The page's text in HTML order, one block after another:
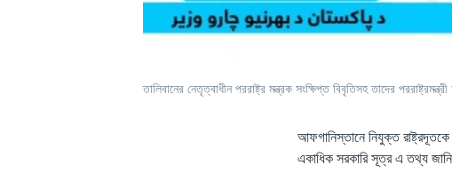
তালিবানের নেতৃত্বাধীন পররাষ্ট্র মন্ত্রক সংক্ষিপ্ত বিবৃতিসহ তাদের
আফগানিস্তানে নিযুক্ত
একাধিক সরকারি সূত্র এ তথ্য